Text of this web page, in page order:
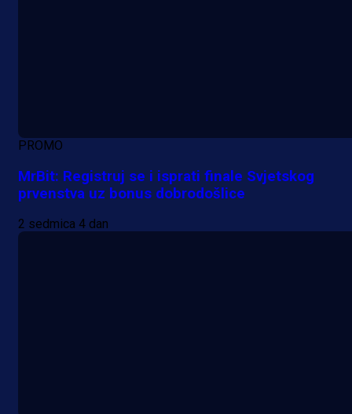
PROMO
MrBit: Registruj se i isprati finale Svjetskog
prvenstva uz bonus dobrodošlice
2 sedmica 4 dan